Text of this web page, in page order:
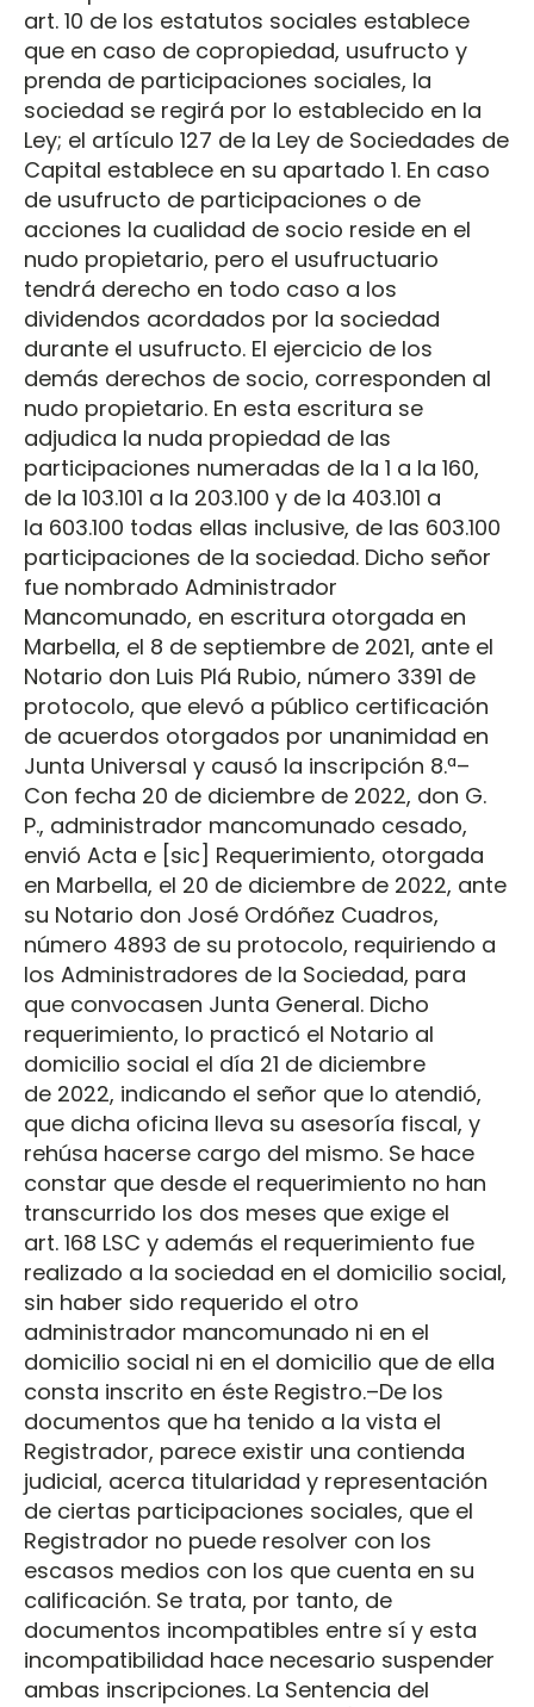
art. 10 de los estatutos sociales establece
que en caso de copropiedad, usufructo y
prenda de participaciones sociales, la
sociedad se regirá por lo establecido en la
Ley; el artículo 127 de la Ley de Sociedades de
Capital establece en su apartado 1. En caso
de usufructo de participaciones o de
acciones la cualidad de socio reside en el
nudo propietario, pero el usufructuario
tendrá derecho en todo caso a los
dividendos acordados por la sociedad
durante el usufructo. El ejercicio de los
demás derechos de socio, corresponden al
nudo propietario. En esta escritura se
adjudica la nuda propiedad de las
participaciones numeradas de la 1 a la 160,
de la 103.101 a la 203.100 y de la 403.101 a
la 603.100 todas ellas inclusive, de las 603.100
participaciones de la sociedad. Dicho señor
fue nombrado Administrador
Mancomunado, en escritura otorgada en
Marbella, el 8 de septiembre de 2021, ante el
Notario don Luis Plá Rubio, número 3391 de
protocolo, que elevó a público certificación
de acuerdos otorgados por unanimidad en
Junta Universal y causó la inscripción 8.ª–
Con fecha 20 de diciembre de 2022, don G.
P., administrador mancomunado cesado,
envió Acta e [sic] Requerimiento, otorgada
en Marbella, el 20 de diciembre de 2022, ante
su Notario don José Ordóñez Cuadros,
número 4893 de su protocolo, requiriendo a
los Administradores de la Sociedad, para
que convocasen Junta General. Dicho
requerimiento, lo practicó el Notario al
domicilio social el día 21 de diciembre
de 2022, indicando el señor que lo atendió,
que dicha oficina lleva su asesoría fiscal, y
rehúsa hacerse cargo del mismo. Se hace
constar que desde el requerimiento no han
transcurrido los dos meses que exige el
art. 168 LSC y además el requerimiento fue
realizado a la sociedad en el domicilio social,
sin haber sido requerido el otro
administrador mancomunado ni en el
domicilio social ni en el domicilio que de ella
consta inscrito en éste Registro.–De los
documentos que ha tenido a la vista el
Registrador, parece existir una contienda
judicial, acerca titularidad y representación
de ciertas participaciones sociales, que el
Registrador no puede resolver con los
escasos medios con los que cuenta en su
calificación. Se trata, por tanto, de
documentos incompatibles entre sí y esta
incompatibilidad hace necesario suspender
ambas inscripciones. La Sentencia del